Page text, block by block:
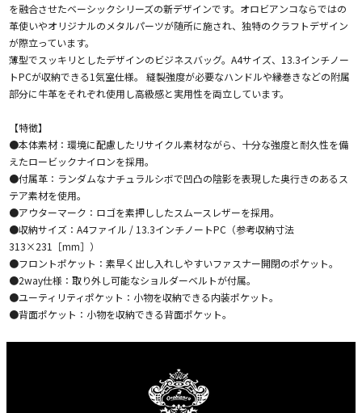
を融合させたベーシックシリーズの新デザインです。オロビアンコならではの
革使いやオリジナルのメタルパーツが随所に施され、独特のクラフトデザイン
が際立っています。
薄型でスッキリとしたデザインのビジネスバッグ。A4サイズ、13.3インチノー
トPCが収納できる1気室仕様。 縫製強度が必要なハンドルや縁巻きなどの附属
部分に牛革をそれぞれ使用し高級感と実用性を両立しています。
【特徴】
●本体素材：環境に配慮したリサイクル素材ながら、十分な強度と耐久性を備
えたロービックナイロンを採用。
●付属革：ランダムなナチュラルシボで凹凸の陰影を表現した奥行きのあるス
テア素材を使用。
●アウターマーク：ロゴを素押ししたスムースレザーを採用。
●収納サイズ：A4ファイル / 13.3インチノートPC（参考収納寸法
313×231［mm］）
●フロントポケット：素早く出し入れしやすいファスナー開閉のポケット。
●2way仕様：取り外し可能なショルダーベルトが付属。
●ユーティリティポケット：小物を収納できる内装ポケット。
●背面ポケット：小物を収納できる背面ポケット。